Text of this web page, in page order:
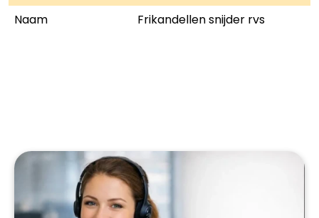
Naam
Frikandellen snijder rvs